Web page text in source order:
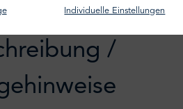
/
Individuelle Einstellungen